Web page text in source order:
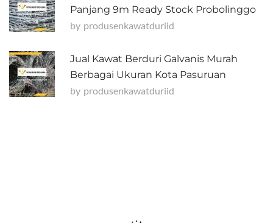
Panjang 9m Ready Stock Probolinggo
by Produsenkawatduriid
Jual Kawat Berduri Galvanis Murah
Berbagai Ukuran Kota Pasuruan
by Produsenkawatduriid